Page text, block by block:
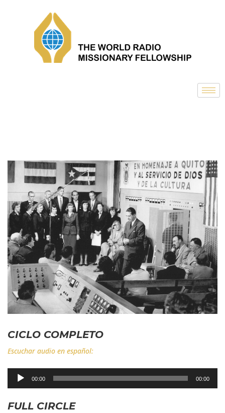
CICLO COMPLETO
Escuchar audio en español:
Reproductor
00:00 00:00
FULL CIRCLE